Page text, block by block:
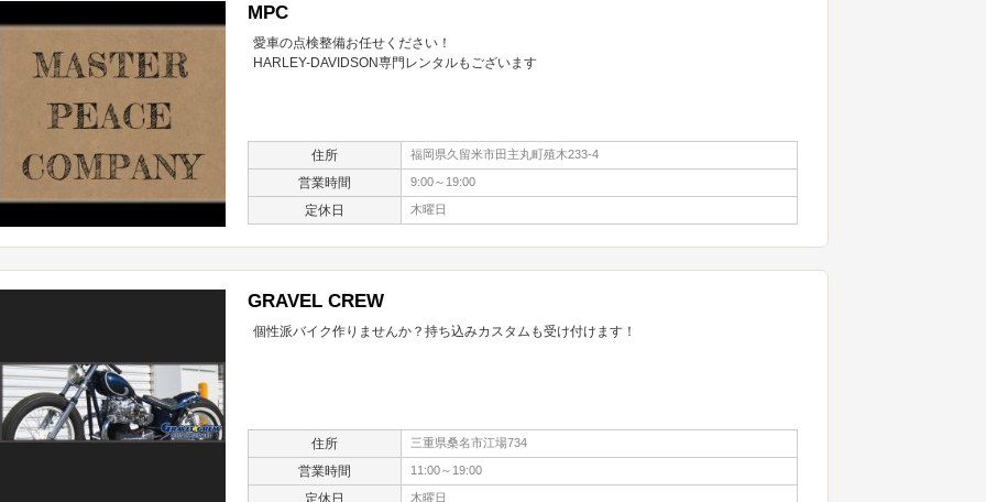
MPC
愛車の点検整備お任せください！
HARLEY-DAVIDSON専門レンタルもございます
住所 福岡県久留米市田主丸町殖木233-4
営業時間 9:00～19:00
定休日 木曜日
GRAVEL CREW
個性派バイク作りませんか？持ち込みカスタムも受け付けます！
住所 三重県桑名市江場734
営業時間 11:00～19:00
定休日 木曜日